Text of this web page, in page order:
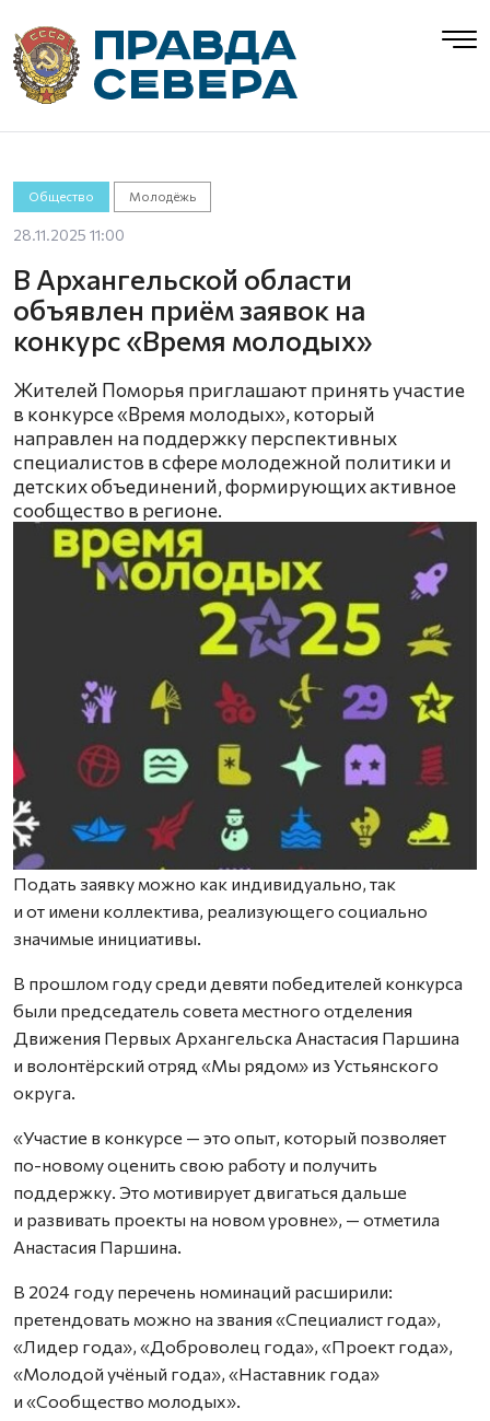
Общество Молодёжь
28.11.2025 11:00
В Архангельской области
объявлен приём заявок на
конкурс «Время молодых»
Жителей Поморья приглашают принять участие
в конкурсе «Время молодых», который
направлен на поддержку перспективных
специалистов в сфере молодежной политики и
детских объединений, формирующих активное
сообщество в регионе.
Подать заявку можно как индивидуально, так
и от имени коллектива, реализующего социально
значимые инициативы.
В прошлом году среди девяти победителей конкурса
были председатель совета местного отделения
Движения Первых Архангельска Анастасия Паршина
и волонтёрский отряд «Мы рядом» из Устьянского
округа.
«Участие в конкурсе — это опыт, который позволяет
по-новому оценить свою работу и получить
поддержку. Это мотивирует двигаться дальше
и развивать проекты на новом уровне», — отметила
Анастасия Паршина.
В 2024 году перечень номинаций расширили:
претендовать можно на звания «Специалист года»,
«Лидер года», «Доброволец года», «Проект года»,
«Молодой учёный года», «Наставник года»
и «Сообщество молодых».